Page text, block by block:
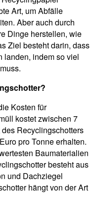
Art, um Abfälle
Aber auch durch
Dinge herstellen, wie
Ziel besteht darin, dass
landen, indem so viel
Kosten für
kostet zwischen 7
Recyclingschotters
pro Tonne erhalten.
Baumaterialien
besteht aus
und Dachziegel
hängt von der Art